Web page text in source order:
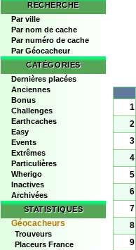
RECHERCHE
Par ville
Par nom de cache
Par numéro de cache
Par Géocacheur
CATÉGORIES
Dernières placées
Anciennes
Bonus
Challenges
Earthcaches
Easy
Events
Extrêmes
Particulières
Wherigo
Inactives
Archivées
STATISTIQUES
Géocacheurs
Trouveurs
Placeurs France
1
2
3
4
5
6
7
8
9